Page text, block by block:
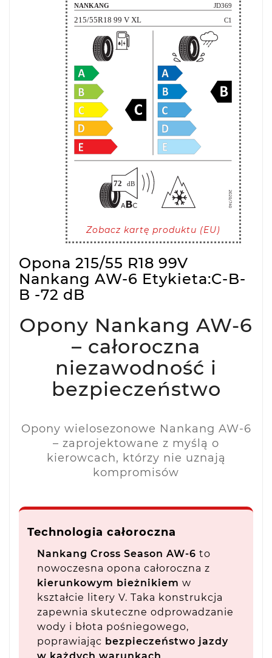
Zobacz kartę produktu (EU)
Opona 215/55 R18 99V
Nankang AW-6 Etykieta:C-B-
B -72 dB
Opony Nankang AW-6
– całoroczna
niezawodność i
bezpieczeństwo
Opony wielosezonowe Nankang AW-6
– zaprojektowane z myślą o
kierowcach, którzy nie uznają
kompromisów
Technologia całoroczna
Nankang Cross Season AW-6 to
nowoczesna opona całoroczna z
kierunkowym bieżnikiem w
kształcie litery V. Taka konstrukcja
zapewnia skuteczne odprowadzanie
wody i błota pośniegowego,
poprawiając bezpieczeństwo jazdy